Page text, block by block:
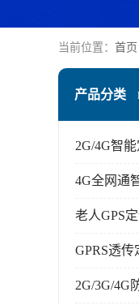
当前位置： 首页
产品分类
2G/4G智
4G全网通
老人GPS
GPRS透传
2G/3G/4G